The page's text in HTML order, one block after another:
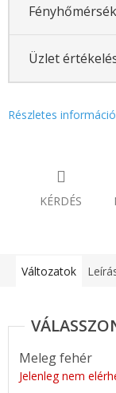
Üzlet
Részletes információ
KÉRDÉS
Változatok
Meleg fehér
Jelenleg nem